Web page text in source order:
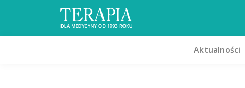
Aktualności